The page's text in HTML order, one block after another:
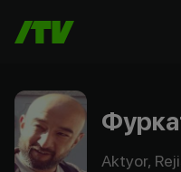
Aktyor,